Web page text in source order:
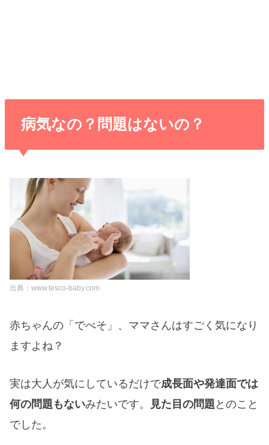
病気なの？問題はないの？
出典：www.tesco-baby.com
赤ちゃんの「でべそ」、ママさんはすごく気になり
ますよね？
実は大人が気にしているだけで成長面や発達面では
何の問題もないみたいです。 見た目の問題 とのこと
でした。